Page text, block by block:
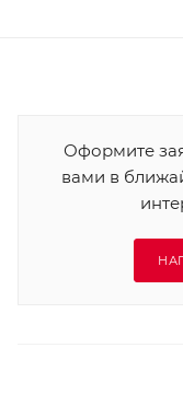
Оформите
вами в